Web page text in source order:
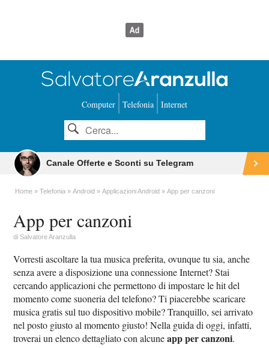
Computer Telefonia Internet
Canale Offerte e Sconti su Telegram
Home Telefonia Android Applicazioni Android App per canzoni
App per canzoni
diSalvatore Aranzulla
Vorresti ascoltare la tua musica preferita, ovunque tu sia, anche
senza avere a disposizione una connessione Internet? Stai
cercando applicazioni che permettono di impostare le hit del
momento come suoneria del telefono? Ti piacerebbe scaricare
musica gratis sul tuo dispositivo mobile? Tranquillo, sei arrivato
nel posto giusto al momento giusto! Nella guida di oggi, infatti,
troverai un elenco dettagliato con alcuneapp per canzoni.